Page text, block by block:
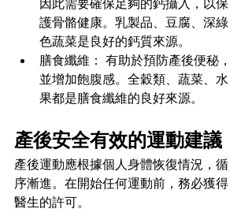
因此需要確保足夠的鈣攝入，以保
護骨骼健康。乳製品、豆腐、深綠
色蔬菜是良好的鈣質來源。
膳食纖維： 有助於預防產後便秘，
並增加飽腹感。全穀類、蔬菜、水
果都是膳食纖維的良好來源。
產後安全有效的運動建議
產後運動應根據個人身體恢復情況，循
序漸進。在開始任何運動前，務必獲得
醫生的許可。